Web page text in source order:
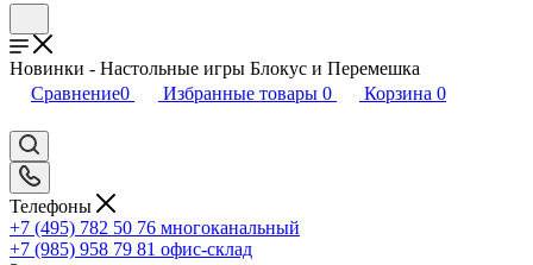
Новинки - Настольные игры Блокус и Перемешка
Сравнение0 Избранные товары 0 Корзина 0
Телефоны
+7 (495) 782 50 76 многоканальный
+7 (985) 958 79 81 офис-склад